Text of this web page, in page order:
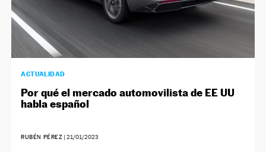
ACTUALIDAD
Por qué el mercado automovilista de EE UU
habla español
RUBÉN PÉREZ |21/01/2023